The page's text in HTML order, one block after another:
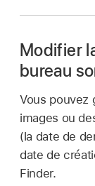
Modifier
bureau
Vous pouvez
images ou
(la date de
date de
Finder.